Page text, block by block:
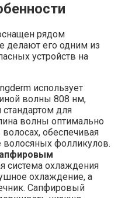
рядом
делают его одним из
устройств на
использует
волны 808 нм,
стандартом для
волны оптимально
обеспечивая
фолликулов.
система охлаждения
охлаждение, а
Сапфировый